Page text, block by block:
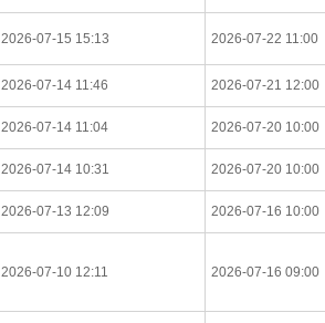
2026-07-15 15:13 2026-07-22 11:00
2026-07-14 11:46 2026-07-21 12:00
2026-07-14 11:04 2026-07-20 10:00
2026-07-14 10:31 2026-07-20 10:00
2026-07-13 12:09 2026-07-16 10:00
2026-07-10 12:11 2026-07-16 09:00